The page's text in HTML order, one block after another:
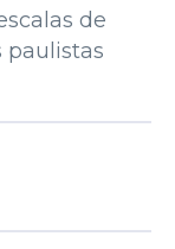
de
paulistas